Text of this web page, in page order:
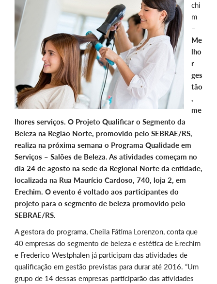
chi
m
–
Me
lho
r
ges
tão
,
me
lhores serviços. O Projeto Qualificar o Segmento da
Beleza na Região Norte, promovido pelo SEBRAE/RS,
realiza na próxima semana o Programa Qualidade em
Serviços – Salões de Beleza. As atividades começam no
dia 24 de agosto na sede da Regional Norte da entidade,
localizada na Rua Maurício Cardoso, 740, loja 2, em
Erechim. O evento é voltado aos participantes do
projeto para o segmento de beleza promovido pelo
SEBRAE/RS.
A gestora do programa, Cheila Fátima Lorenzon, conta que
40 empresas do segmento de beleza e estética de Erechim
e Frederico Westphalen já participam das atividades de
qualificação em gestão previstas para durar até 2016. “Um
grupo de 14 dessas empresas participarão das atividades